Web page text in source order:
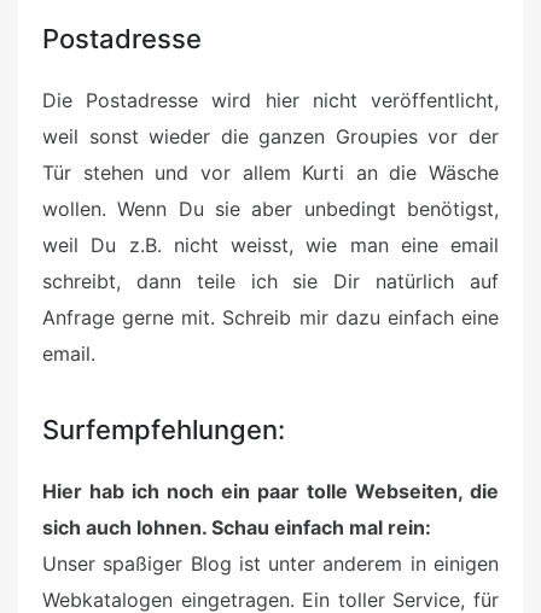
Postadresse
Die Postadresse wird hier nicht veröffentlicht,
weil sonst wieder die ganzen Groupies vor der
Tür stehen und vor allem Kurti an die Wäsche
wollen. Wenn Du sie aber unbedingt benötigst,
weil Du z.B. nicht weisst, wie man eine email
schreibt, dann teile ich sie Dir natürlich auf
Anfrage gerne mit. Schreib mir dazu einfach eine
email.
Surfempfehlungen:
Hier hab ich noch ein paar tolle Webseiten, die
sich auch lohnen. Schau einfach mal rein:
Unser spaßiger Blog ist unter anderem in einigen
Webkatalogen eingetragen. Ein toller Service, für